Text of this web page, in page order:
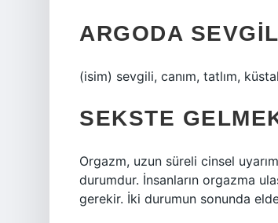
ARGODA
(isim) sevgili, canım, tatlım,
SEKSTE
Orgazm, uzun süreli cinsel
durumdur. İnsanların orgazma
gerekir. İki durumun sonunda